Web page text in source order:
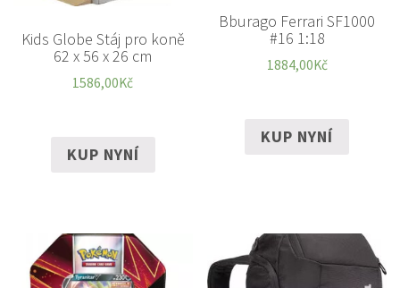
Kids Globe Stáj pro koně
62 x 56 x 26 cm
1586,00Kč
KUP NYNÍ
Bburago Ferrari SF1000
#16 1:18
1884,00Kč
KUP NYNÍ